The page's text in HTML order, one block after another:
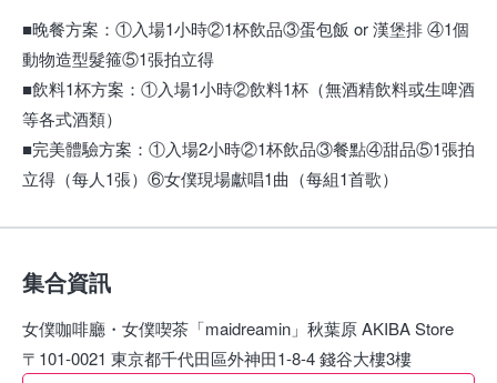
■晚餐方案：①入場1小時②1杯飲品③蛋包飯 or 漢堡排 ④1個
動物造型髮箍⑤1張拍立得
■飲料1杯方案：①入場1小時②飲料1杯（無酒精飲料或生啤酒
等各式酒類）
■完美體驗方案：①入場2小時②1杯飲品③餐點④甜品⑤1張拍
立得（每人1張）⑥女僕現場獻唱1曲（每組1首歌）
集合資訊
女僕咖啡廳・女僕喫茶「maidreamin」秋葉原 AKIBA Store
〒101-0021 東京都千代田區外神田1-8-4 錢谷大樓3樓